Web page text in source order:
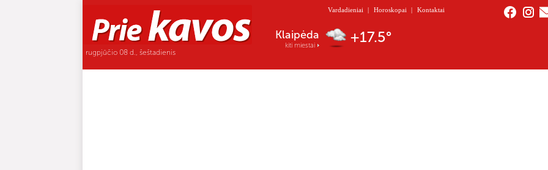
rugpjūčio 08 d., šeštadienis
Vardadieniai | Horoskopai | Kontaktai
Nida
kiti miestai +17.1°